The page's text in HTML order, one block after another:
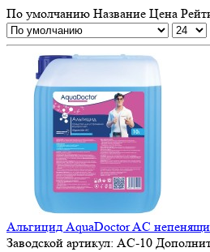
По умолчанию Название Цена
Альгицид AquaDoctor AC
Заводской артикул: AC-10